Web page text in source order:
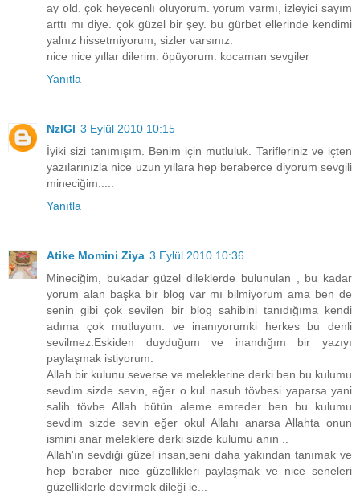
ay old. çok heyecenlı oluyorum. yorum varmı, izleyici sayım
arttı mı diye. çok güzel bir şey. bu gürbet ellerinde kendimi
yalnız hissetmiyorum, sizler varsınız.
nice nice yıllar dilerim. öpüyorum. kocaman sevgiler
Yanıtla
NzlGl 3 Eylül 2010 10:15
İyiki sizi tanımışım. Benim için mutluluk. Tarifleriniz ve içten
yazılarınızla nice uzun yıllara hep beraberce diyorum sevgili
mineciğim.....
Yanıtla
Atike Momini Ziya 3 Eylül 2010 10:36
Mineciğim, bukadar güzel dileklerde bulunulan , bu kadar
yorum alan başka bir blog var mı bilmiyorum ama ben de
senin gibi çok sevilen bir blog sahibini tanıdığıma kendi
adıma çok mutluyum. ve inanıyorumki herkes bu denli
sevilmez.Eskiden duyduğum ve inandığım bir yazıyı
paylaşmak istiyorum.
Allah bir kulunu severse ve meleklerine derki ben bu kulumu
sevdim sizde sevin, eğer o kul nasuh tövbesi yaparsa yani
salih tövbe Allah bütün aleme emreder ben bu kulumu
sevdim sizde sevin eğer okul Allahı anarsa Allahta onun
ismini anar meleklere derki sizde kulumu anın ..
Allah'ın sevdiği güzel insan,seni daha yakından tanımak ve
hep beraber nice güzellikleri paylaşmak ve nice seneleri
güzelliklerle devirmek dileği ie...